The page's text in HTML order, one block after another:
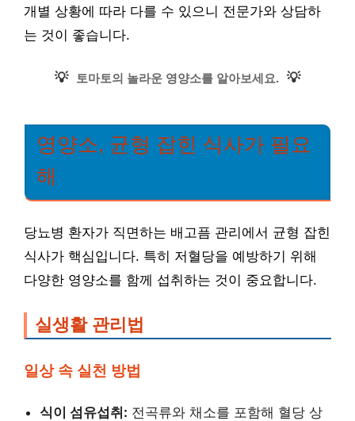
개별 상황에 따라 다를 수 있으니 전문가와 상담하
는 것이 좋습니다.
💡 토마토의 놀라운 영양소를 알아보세요. 💡
영양소, 균형 잡힌 식사가 필요
해
당뇨병 환자가 직면하는 배고픔 관리에서 균형 잡힌
식사가 핵심입니다. 특히 저혈당을 예방하기 위해
다양한 영양소를 함께 섭취하는 것이 중요합니다.
실생활 관리법
일상 속 실천 방법
식이 섬유섭취: 전곡류와 채소를 포함해 혈당 상